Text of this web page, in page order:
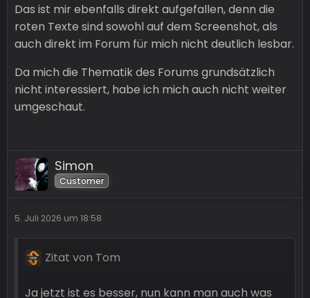
Das ist mir ebenfalls direkt aufgefallen, denn die
roten Texte sind sowohl auf dem Screenshot, als
auch direkt im Forum für mich nicht deutlich lesbar.
Da mich die Thematik des Forums grundsätzlich
nicht interessiert, habe ich mich auch nicht weiter
umgeschaut.
Simon
Customer
5. Juli 2026 um 18:58
Zitat von Tom
Ja jetzt ist es besser, nun kann man auch was